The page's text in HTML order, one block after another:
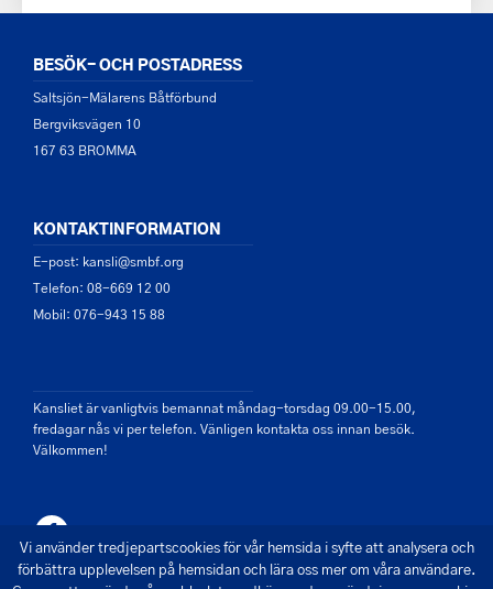
BESÖK- OCH POSTADRESS
Saltsjön-Mälarens Båtförbund
Bergviksvägen 10
167 63 BROMMA
KONTAKTINFORMATION
E-post: kansli@smbf.org
Telefon: 08-669 12 00
Mobil: 076-943 15 88
Kansliet är vanligtvis bemannat måndag-torsdag 09.00-15.00,
fredagar nås vi per telefon. Vänligen kontakta oss innan besök.
Välkommen!
Vi använder tredjepartscookies för vår hemsida i syfte att analysera och
förbättra upplevelsen på hemsidan och lära oss mer om våra användare.